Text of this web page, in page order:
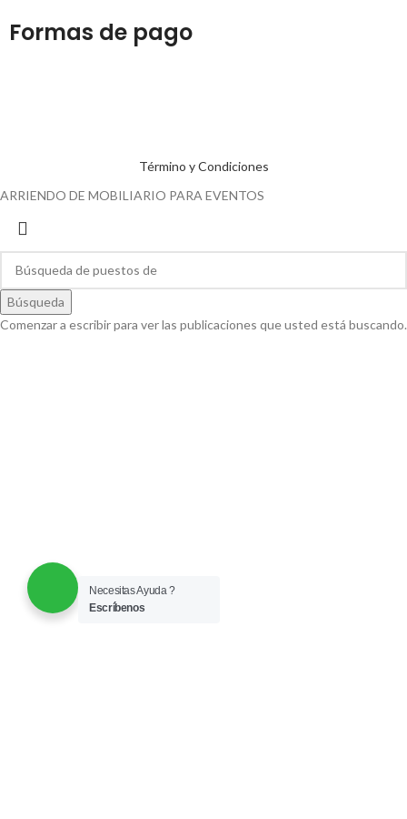
Formas de pago
Término y Condiciones
ARRIENDO DE MOBILIARIO PARA EVENTOS
Búsqueda
Comenzar a escribir para ver las publicaciones que usted está buscando.
Necesitas Ayuda ?
Escríbenos